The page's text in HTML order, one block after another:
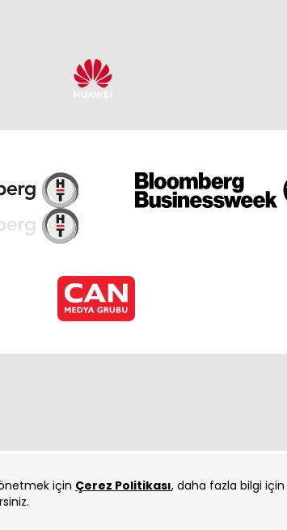
için Çerez Politikası, daha fazla bilgi için